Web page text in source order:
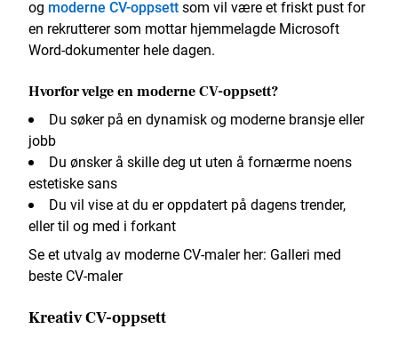
og moderne CV-oppsettsom vil være et friskt pust for
en rekrutterer som mottar hjemmelagde Microsoft
Word-dokumenter hele dagen.
Hvorfor velge en moderne CV-oppsett?
Du søker på en dynamisk og moderne bransje eller
jobb
Du ønsker å skille deg ut uten å fornærme noens
estetiske sans
Du vil vise at du er oppdatert på dagens trender,
eller til og med i forkant
Se et utvalg av moderne CV-maler her: Galleri med
beste CV-maler
Kreativ CV-oppsett